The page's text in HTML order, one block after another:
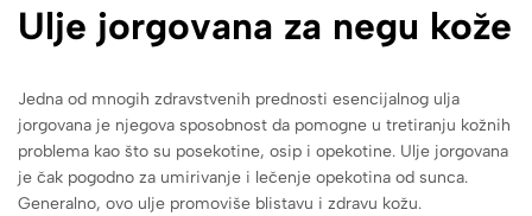
Ulje jorgovana za negu kože
Jedna od mnogih zdravstvenih prednosti esencijalnog ulja
jorgovana je njegova sposobnost da pomogne u tretiranju kožnih
problema kao što su posekotine, osip i opekotine. Ulje jorgovana
je čak pogodno za umirivanje i lečenje opekotina od sunca.
Generalno, ovo ulje promoviše blistavu i zdravu kožu.